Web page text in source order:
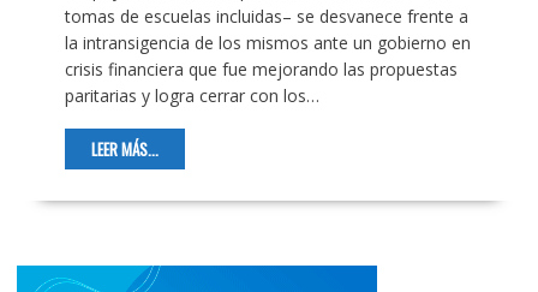
tomas de escuelas incluidas– se desvanece frente a
la intransigencia de los mismos ante un gobierno en
crisis financiera que fue mejorando las propuestas
paritarias y logra cerrar con los…
LEER MÁS...